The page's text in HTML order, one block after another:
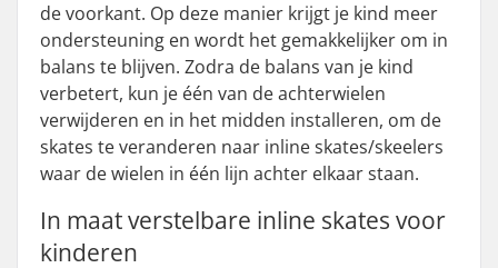
de voorkant. Op deze manier krijgt je kind meer
ondersteuning en wordt het gemakkelijker om in
balans te blijven. Zodra de balans van je kind
verbetert, kun je één van de achterwielen
verwijderen en in het midden installeren, om de
skates te veranderen naar inline skates/skeelers
waar de wielen in één lijn achter elkaar staan.
In maat verstelbare inline skates voor
kinderen